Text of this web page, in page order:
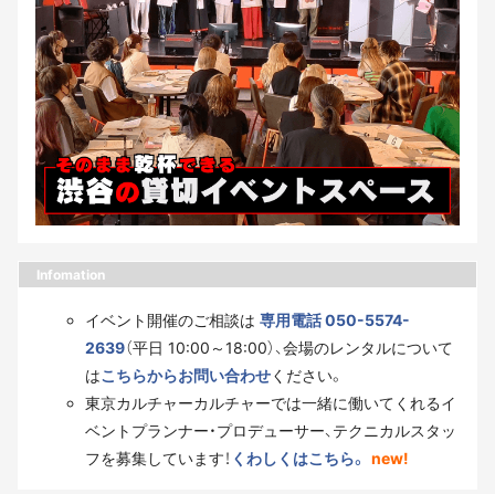
Infomation
イベント開催のご相談は 専用電話 050-5574-
2639（平日 10:00～18:00）、会場のレンタルについて
はこちらからお問い合わせください。
東京カルチャーカルチャーでは一緒に働いてくれるイ
ベントプランナー・プロデューサー、テクニカルスタッ
フを募集しています！ くわしくはこちら。 new!